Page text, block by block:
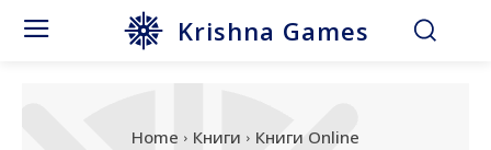
Krishna Games
Home Книги Книги Online